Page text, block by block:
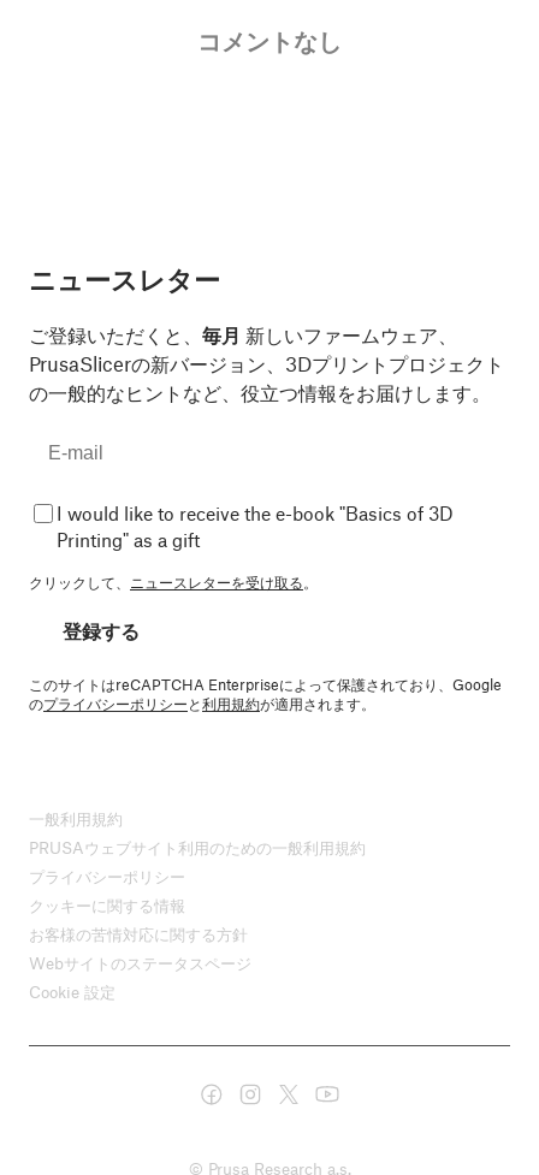
コメントなし
ニュースレター
ご登録いただくと、 毎月 新しいファームウェア、
PrusaSlicerの新バージョン、3Dプリントプロジェクト
の一般的なヒントなど、役立つ情報をお届けします。
I would like to receive the e-book "Basics of 3D
Printing" as a gift
クリックして、 ニュースレターを受け取る。
登録する
このサイトはreCAPTCHA Enterpriseによって保護されており、Google
のプライバシーポリシーと利用規約が適用されます。
一般利用規約
PRUSAウェブサイト利用のための一般利用規約
プライバシーポリシー
クッキーに関する情報
お客様の苦情対応に関する方針
Webサイトのステータスページ
Cookie 設定
© Prusa Research a.s.